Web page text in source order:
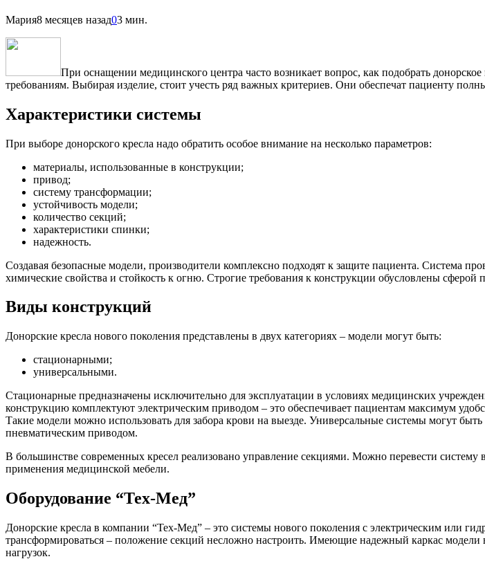
Мария8 месяцев назад03 мин.
При оснащении медицинского центра часто возникает вопрос, как подобрать
требованиям. Выбирая изделие, стоит учесть ряд важных критериев. Они обеспечат пациенту
Характеристики системы
При выборе донорского кресла надо обратить особое внимание на несколько параметров:
материалы, использованные в конструкции;
привод;
систему трансформации;
устойчивость модели;
количество секций;
характеристики спинки;
надежность.
Создавая безопасные модели, производители комплексно подходят к защите пациента. Система
химические свойства и стойкость к огню. Строгие требования к конструкции обусловлены сферой
Виды конструкций
Донорские кресла нового поколения представлены в двух категориях – модели могут быть:
стационарными;
универсальными.
Стационарные предназначены исключительно для эксплуатации в условиях медицинских
конструкцию комплектуют электрическим приводом – это обеспечивает пациентам максимум
Такие модели можно использовать для забора крови на выезде. Универсальные системы могут
пневматическим приводом.
В большинстве современных кресел реализовано управление секциями. Можно перевести
применения медицинской мебели.
Оборудование “Тех-Мед”
Донорские кресла в компании “Тех-Мед” – это системы нового поколения с электрическим или
трансформироваться – положение секций несложно настроить. Имеющие надежный каркас
нагрузок.